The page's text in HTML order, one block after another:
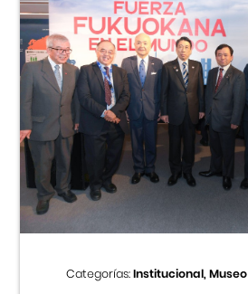
Categorías:Institucional, Museo